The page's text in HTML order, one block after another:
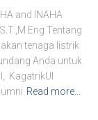
and INAHA
Tentang
tenaga listrik
Anda untuk
KagatrikUI
Read more…